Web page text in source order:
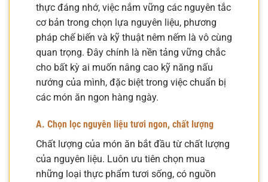
thực đáng nhớ, việc nắm vững các nguyên tắc
cơ bản trong chọn lựa nguyên liệu, phương
pháp chế biến và kỹ thuật nêm nếm là vô cùng
quan trọng. Đây chính là nền tảng vững chắc
cho bất kỳ ai muốn nâng cao kỹ năng nấu
nướng của mình, đặc biệt trong việc chuẩn bị
các món ăn ngon hàng ngày.
A. Chọn lọc nguyên liệu tươi ngon, chất lượng
Chất lượng của món ăn bắt đầu từ chất lượng
của nguyên liệu. Luôn ưu tiên chọn mua
những loại thực phẩm tươi sống, có nguồn